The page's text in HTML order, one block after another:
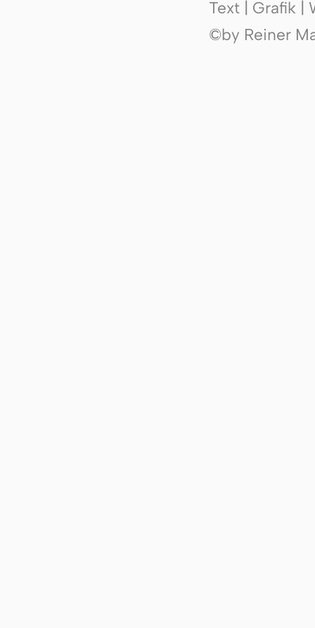
Text | Grafik |
©by Reiner